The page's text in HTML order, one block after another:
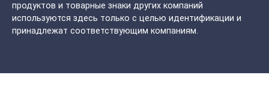
продуктов и товарные знаки других компаний
используются здесь только с целью идентификации и
принадлежат соответствующим компаниям.